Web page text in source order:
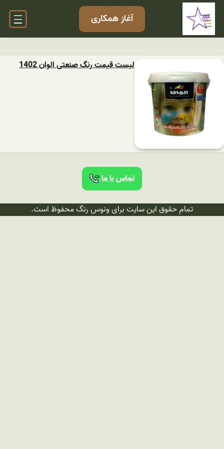
آغاز همکاری
لیست قیمت رنگ صنعتی الوان 1402
تماس با ما
تمام حقوق این سایت برای ونوس رنگ محفوظ است.